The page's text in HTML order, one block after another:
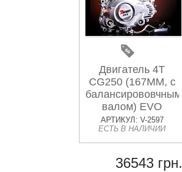
Двигатель 4T
CG250 (167MM, с
балансирововчным
валом) EVO
АРТИКУЛ: V-2597
ЕСТЬ В НАЛИЧИИ
36543 грн.